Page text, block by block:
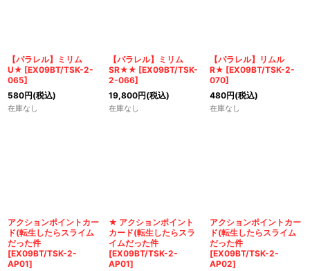
【パラレル】ミリム
U★ [EX09BT/TSK-2-
065]
580円(税込)
在庫なし
【パラレル】ミリム
SR★★ [EX09BT/TSK-
2-066]
19,800円(税込)
在庫なし
【パラレル】リムル
R★ [EX09BT/TSK-2-
070]
480円(税込)
在庫なし
アクションポイントカー
ド(転生したらスライム
だった件
[EX09BT/TSK-2-
AP01]
★ アクションポイント
カード(転生したらスラ
イムだった件
[EX09BT/TSK-2-
AP01]
アクションポイントカー
ド(転生したらスライム
だった件
[EX09BT/TSK-2-
AP02]